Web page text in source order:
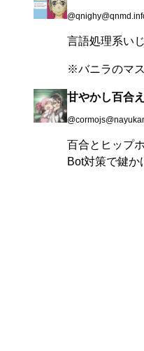
言語処理系い
※バニラのマ
甘やかし百合
百合とヒップ
Bot対策で鍵か